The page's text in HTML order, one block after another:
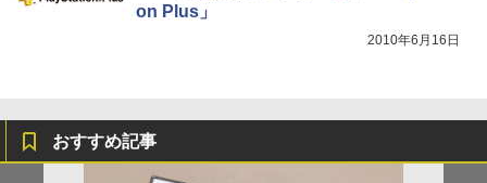
on Plus」
2010年6月16日
おすすめ記事